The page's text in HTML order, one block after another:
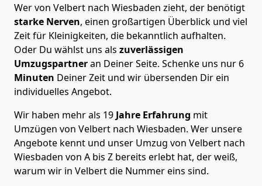
Wer von Velbert nach Wiesbaden zieht, der benötigt
starke Nerven, einen großartigen Überblick und viel
Zeit für Kleinigkeiten, die bekanntlich aufhalten.
Oder Du wählst uns als zuverlässigen
Umzugspartneran Deiner Seite. Schenke uns nur 6
Minuten Deiner Zeit und wir übersenden Dir ein
individuelles Angebot.
Wir haben mehr als 19 Jahre Erfahrung mit
Umzügen von Velbert nach Wiesbaden. Wer unsere
Angebote kennt und unser Umzug von Velbert nach
Wiesbaden von A bis Z bereits erlebt hat, der weiß,
warum wir in Velbert die Nummer eins sind.